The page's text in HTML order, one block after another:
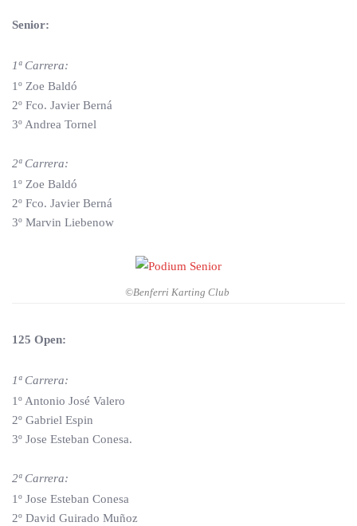
Senior:
1ª Carrera:
1º Zoe Baldó
2º Fco. Javier Berná
3º Andrea Tornel
2ª Carrera:
1º Zoe Baldó
2º Fco. Javier Berná
3º Marvin Liebenow
©Benferri Karting Club
125 Open:
1ª Carrera:
1º Antonio José Valero
2º Gabriel Espin
3º Jose Esteban Conesa.
2ª Carrera:
1º Jose Esteban Conesa
2º David Guirado Muñoz